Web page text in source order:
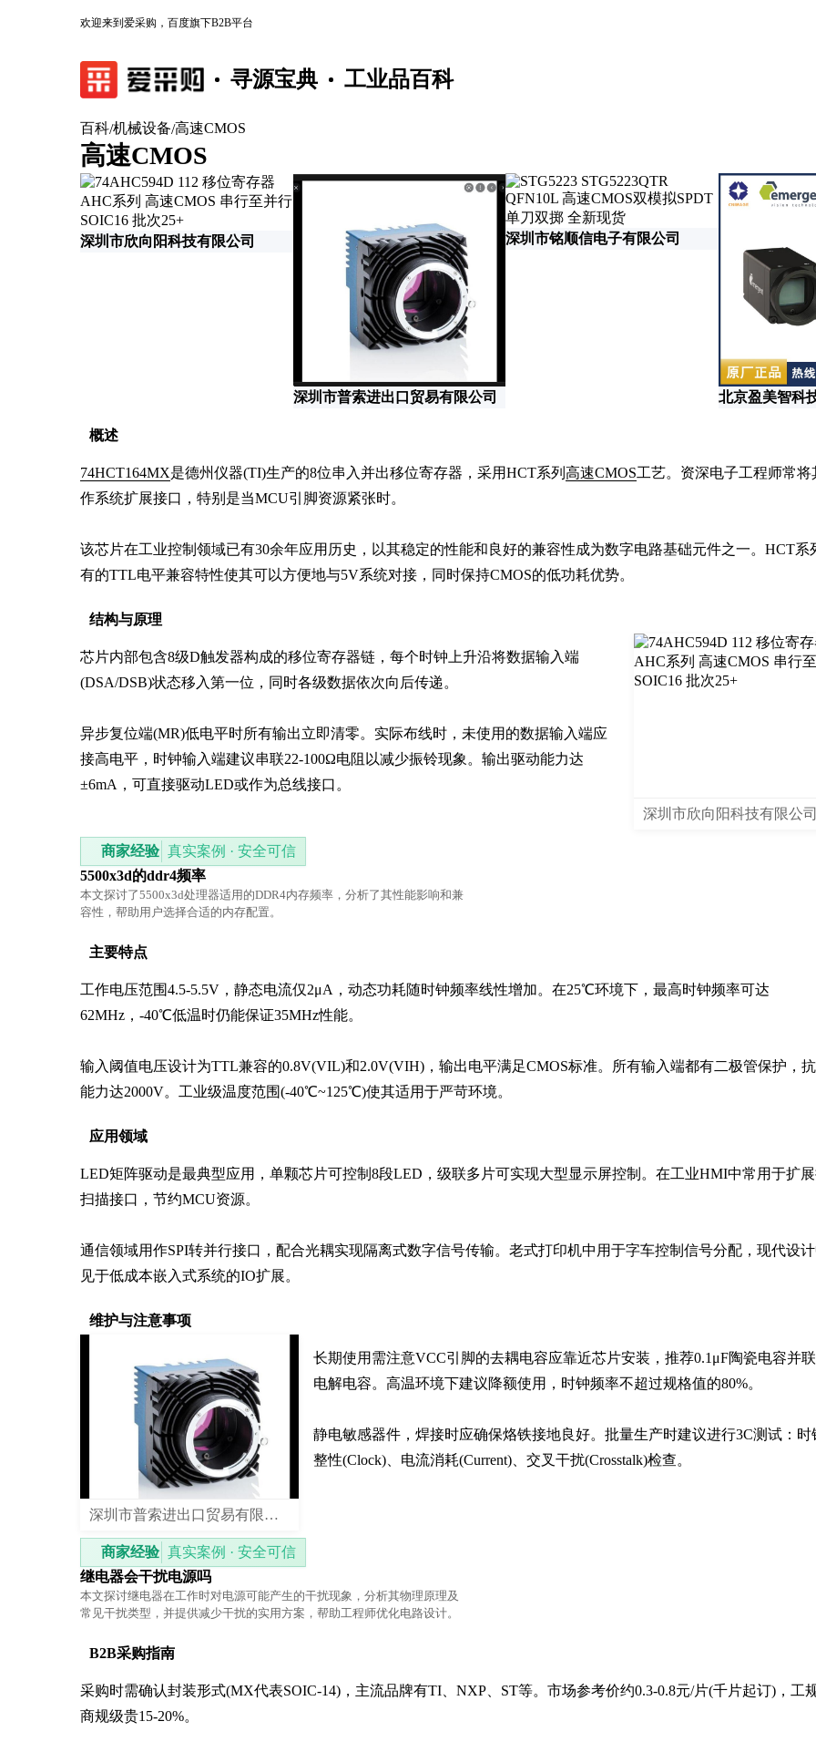
欢迎来到爱采购，百度旗下B2B平台
寻源宝典 工业品百科
百科/机械设备/高速CMOS
高速CMOS
深圳市欣向阳科技有限公司
深圳市普索进出口贸易有限公司
深圳市铭顺信电子有限公司
北京盈美智科
概述
74HCT164MX是德州仪器(TI)生产的8位串入并出移位寄存器，采用HCT系列 高速CMOS工艺。资深电子工程师常将
作系统扩展接口，特别是当MCU引脚资源紧张时。
该芯片在工业控制领域已有30余年应用历史，以其稳定的性能和良好的兼容性成为数字电路基础元件之一。HCT系
有的TTL电平兼容特性使其可以方便地与5V系统对接，同时保持CMOS的低功耗优势。
结构与原理
深圳市欣向阳科技有限公司
芯片内部包含8级D触发器构成的移位寄存器链，每个时钟上升沿将数据输入端
(DSA/DSB)状态移入第一位，同时各级数据依次向后传递。
异步复位端(MR)低电平时所有输出立即清零。实际布线时，未使用的数据输入端应
接高电平，时钟输入端建议串联22-100Ω电阻以减少振铃现象。输出驱动能力达
±6mA，可直接驱动LED或作为总线接口。
商家经验 真实案例 · 安全可信
5500x3d的ddr4频率
本文探讨了5500x3d处理器适用的DDR4内存频率，分析了其性能影响和兼
容性，帮助用户选择合适的内存配置。
主要特点
工作电压范围4.5-5.5V，静态电流仅2μA，动态功耗随时钟频率线性增加。在25℃环境下，最高时钟频率可达
62MHz，-40℃低温时仍能保证35MHz性能。
输入阈值电压设计为TTL兼容的0.8V(VIL)和2.0V(VIH)，输出电平满足CMOS标准。所有输入端都有二极管保护，
能力达2000V。工业级温度范围(-40℃~125℃)使其适用于严苛环境。
应用领域
LED矩阵驱动是最典型应用，单颗芯片可控制8段LED，级联多片可实现大型显示屏控制。在工业HMI中常用于扩
扫描接口，节约MCU资源。
通信领域用作SPI转并行接口，配合光耦实现隔离式数字信号传输。老式打印机中用于字车控制信号分配，现代设
见于低成本嵌入式系统的IO扩展。
维护与注意事项
深圳市普索进出口贸易有限公司
长期使用需注意VCC引脚的去耦电容应靠近芯片安装，推荐0.1μF陶瓷电容并
电解电容。高温环境下建议降额使用，时钟频率不超过规格值的80%。
静电敏感器件，焊接时应确保烙铁接地良好。批量生产时建议进行3C测试：时
整性(Clock)、电流消耗(Current)、交叉干扰(Crosstalk)检查。
商家经验 真实案例 · 安全可信
继电器会干扰电源吗
本文探讨继电器在工作时对电源可能产生的干扰现象，分析其物理原理及
常见干扰类型，并提供减少干扰的实用方案，帮助工程师优化电路设计。
B2B采购指南
采购时需确认封装形式(MX代表SOIC-14)，主流品牌有TI、NXP、ST等。市场参考价约0.3-0.8元/片(千片起订)，工
商规级贵15-20%。